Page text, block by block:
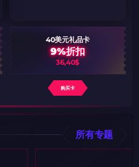
40美元礼品卡
9%折扣
36,40$
购买卡
所有专题